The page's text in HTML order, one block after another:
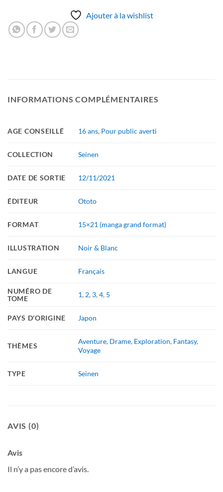
Ajouter à la wishlist
INFORMATIONS COMPLÉMENTAIRES
AGE CONSEILLÉ 16 ans, Pour public averti
COLLECTION Seinen
DATE DE SORTIE 12/11/2021
ÉDITEUR Ototo
FORMAT 15×21 (manga grand format)
ILLUSTRATION Noir & Blanc
LANGUE Français
NUMÉRO DE
TOME
1, 2, 3,4, 5
PAYS D'ORIGINE Japon
THÈMES
Aventure, Drame, Exploration, Fantasy,
Voyage
TYPE Seinen
AVIS (0)
Avis
Il n’y a pas encore d’avis.